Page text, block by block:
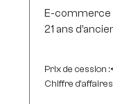
E-commerce
21 ans
Prix de cession :
Chiffre d’affaires